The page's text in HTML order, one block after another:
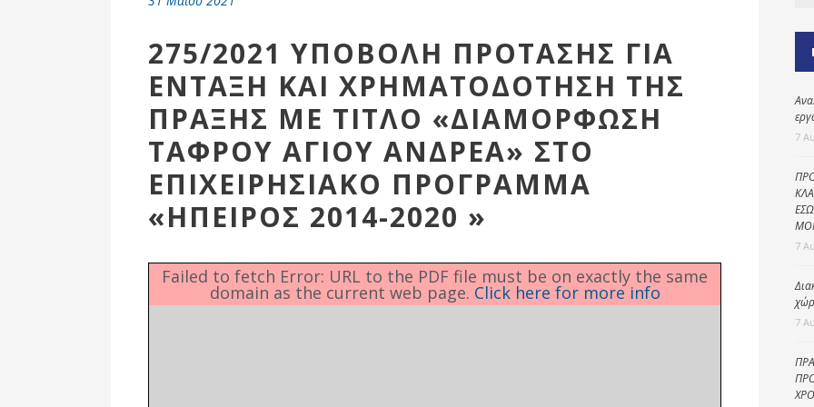
Ενότητες
Δημοτική
Αθλητικές
275/2021 ΥΠΟΒΟΛΗ ΠΡΟΤΑΣΗΣ ΓΙΑ
ΕΝΤΑΞΗ ΚΑΙ ΧΡΗΜΑΤΟΔΟΤΗΣΗ ΤΗΣ
ΠΡΑΞΗΣ ΜΕ ΤΙΤΛΟ «ΔΙΑΜΟΡΦΩΣΗ
ΤΑΦΡΟΥ ΑΓΙΟΥ ΑΝΔΡΕΑ» ΣΤΟ
ΕΠΙΧΕΙΡΗΣΙΑΚΟ ΠΡΟΓΡΑΜΜΑ
«ΗΠΕΙΡΟΣ 2014-2020 »
Failed to fetch Error: URL to the PDF file must be on exactly the same
domain as the current web page. Click here for more info
7
7
7